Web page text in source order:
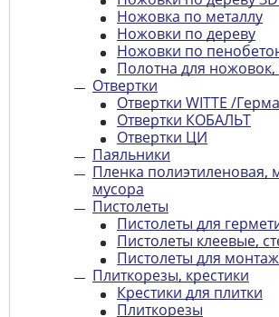
Ножовка по металлу
Ножовки по дереву
Ножовки по
Полотна для ножовок,
Отвертки
Отвертки WITTE /
Отвертки КОБАЛЬТ
Отвертки ЦИ
Паяльники
Пленка полиэтиленовая,
мусора
Пистолеты
Пистолеты для
Пистолеты клеевые,
Пистолеты для
Плиткорезы, крестики
Крестики для плитки
Плиткорезы